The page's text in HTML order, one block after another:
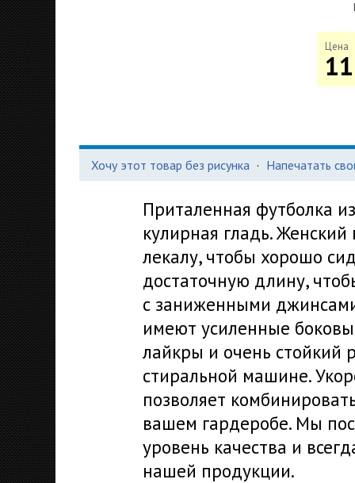
Цена
Хочу этот товар без рисунка · Напечатать
Приталенная футболка
кулирная гладь.
лекалу, чтобы хорошо
достаточную длину,
с заниженными
имеют усиленные
лайкры и очень стойкий
стиральной машине.
позволяет
вашем гардеробе. Мы
уровень качества и
нашей продукции.